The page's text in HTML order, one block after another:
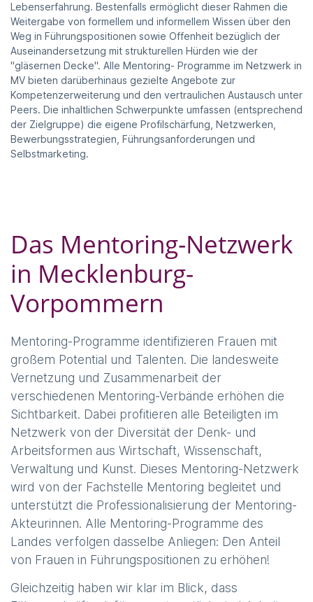
Lebenserfahrung. Bestenfalls ermöglicht dieser Rahmen die
Weitergabe von formellem und informellem Wissen über den
Weg in Führungspositionen sowie Offenheit bezüglich der
Auseinandersetzung mit strukturellen Hürden wie der
"gläsernen Decke". Alle Mentoring- Programme im Netzwerk in
MV bieten darüberhinaus gezielte Angebote zur
Kompetenzerweiterung und den vertraulichen Austausch unter
Peers. Die inhaltlichen Schwerpunkte umfassen (entsprechend
der Zielgruppe) die eigene Profilschärfung, Netzwerken,
Bewerbungsstrategien, Führungsanforderungen und
Selbstmarketing.
Das Mentoring-Netzwerk
in Mecklenburg-
Vorpommern
Mentoring-Programme identifizieren Frauen mit
großem Potential und Talenten. Die landesweite
Vernetzung und Zusammenarbeit der
verschiedenen Mentoring-Verbände erhöhen die
Sichtbarkeit. Dabei profitieren alle Beteiligten im
Netzwerk von der Diversität der Denk- und
Arbeitsformen aus Wirtschaft, Wissenschaft,
Verwaltung und Kunst. Dieses Mentoring-Netzwerk
wird von der Fachstelle Mentoring begleitet und
unterstützt die Professionalisierung der Mentoring-
Akteurinnen. Alle Mentoring-Programme des
Landes verfolgen dasselbe Anliegen: Den Anteil
von Frauen in Führungspositionen zu erhöhen!
Gleichzeitig haben wir klar im Blick, dass